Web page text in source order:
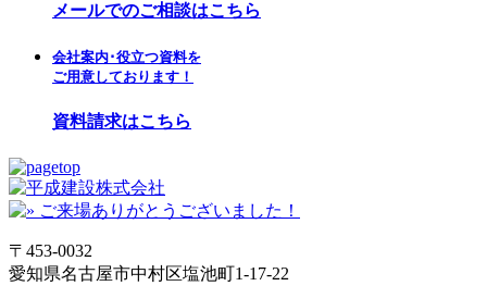
メールでのご相談はこちら
会社案内･役立つ資料を
ご用意しております！
資料請求はこちら
〒453-0032
愛知県名古屋市中村区塩池町1-17-22